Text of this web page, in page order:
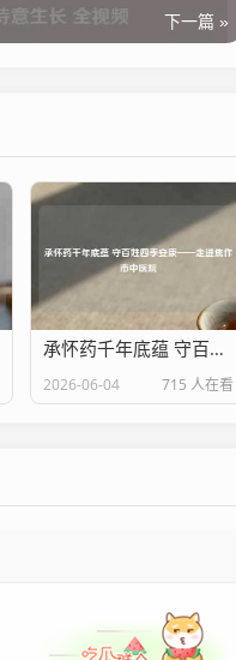
下一篇 »
承怀药千年底蕴 守百姓四季安康——走进焦作市中医院
2026-06-04 715 人在看